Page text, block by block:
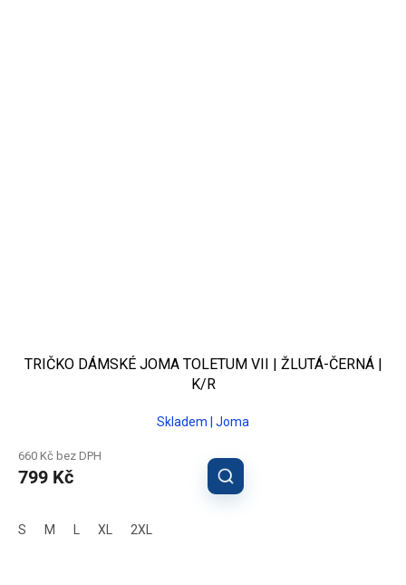
TRIČKO DÁMSKÉ JOMA TOLETUM VII | ŽLUTÁ-ČERNÁ |
K/R
Skladem | Joma
660 Kč bez DPH
799 Kč
S M L XL 2XL